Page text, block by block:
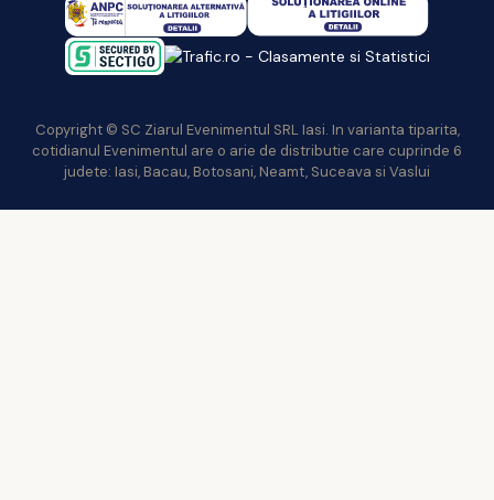
Copyright © SC Ziarul Evenimentul SRL Iasi. In varianta tiparita,
cotidianul Evenimentul are o arie de distributie care cuprinde 6
judete: Iasi, Bacau, Botosani, Neamt, Suceava si Vaslui